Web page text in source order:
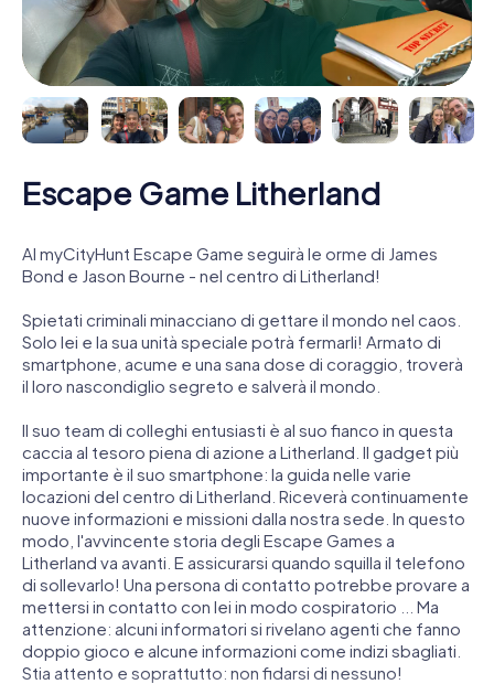
Escape Game Litherland
Al myCityHunt Escape Game seguirà le orme di James
Bond e Jason Bourne - nel centro di Litherland!
Spietati criminali minacciano di gettare il mondo nel caos.
Solo lei e la sua unità speciale potrà fermarli! Armato di
smartphone, acume e una sana dose di coraggio, troverà
il loro nascondiglio segreto e salverà il mondo.
Il suo team di colleghi entusiasti è al suo fianco in questa
caccia al tesoro piena di azione a Litherland. Il gadget più
importante è il suo smartphone: la guida nelle varie
locazioni del centro di Litherland. Riceverà continuamente
nuove informazioni e missioni dalla nostra sede. In questo
modo, l'avvincente storia degli Escape Games a
Litherland va avanti. E assicurarsi quando squilla il telefono
di sollevarlo! Una persona di contatto potrebbe provare a
mettersi in contatto con lei in modo cospiratorio ... Ma
attenzione: alcuni informatori si rivelano agenti che fanno
doppio gioco e alcune informazioni come indizi sbagliati.
Stia attento e soprattutto: non fidarsi di nessuno!